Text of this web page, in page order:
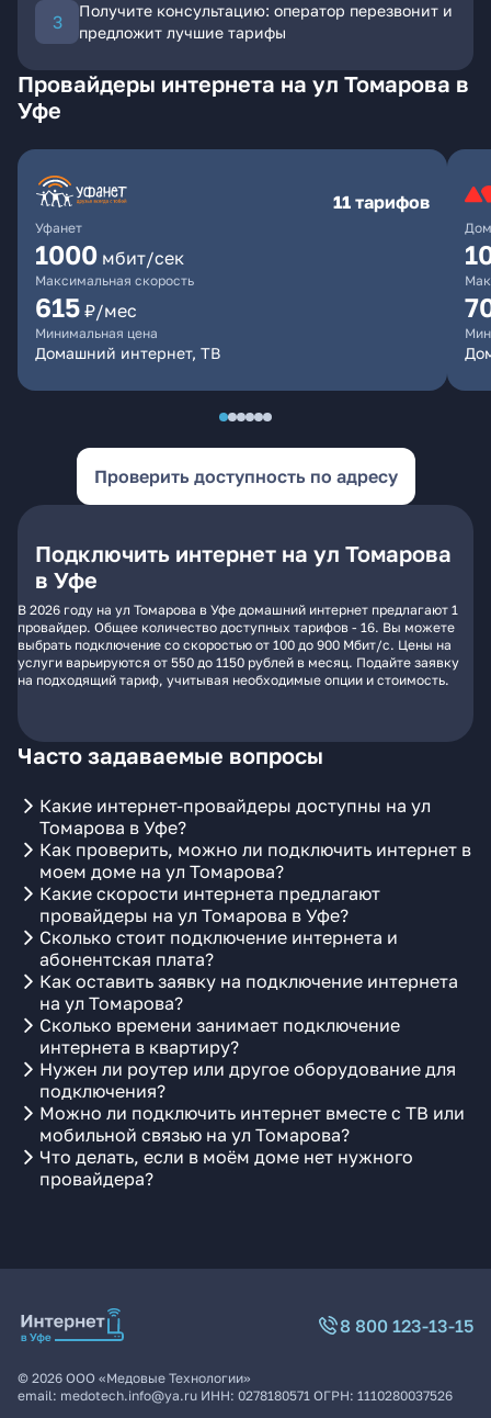
Получите консультацию: оператор перезвонит и
предложит лучшие тарифы
Провайдеры интернета на ул Томарова в
Уфе
Уфанет
11 тарифов
1000 мбит/сек
Максимальная скорость
615 ₽/мес
Минимальная цена
Домашний интернет, ТВ
Проверить доступность по адресу
Подключить интернет на ул Томарова
в Уфе
В 2026 году на ул Томарова в Уфе домашний интернет предлагают 1
провайдер. Общее количество доступных тарифов - 16. Вы можете
выбрать подключение со скоростью от 100 до 900 Мбит/с. Цены на
услуги варьируются от 550 до 1150 рублей в месяц. Подайте заявку
на подходящий тариф, учитывая необходимые опции и стоимость.
Часто задаваемые вопросы
Какие интернет-провайдеры доступны на ул
Томарова в Уфе?
Как проверить, можно ли подключить интернет в
моем доме на ул Томарова?
Какие скорости интернета предлагают
провайдеры на ул Томарова в Уфе?
Сколько стоит подключение интернета и
абонентская плата?
Как оставить заявку на подключение интернета
на ул Томарова?
Сколько времени занимает подключение
интернета в квартиру?
Нужен ли роутер или другое оборудование для
подключения?
Можно ли подключить интернет вместе с ТВ или
мобильной связью на ул Томарова?
Что делать, если в моём доме нет нужного
провайдера?
8 800 123-13-15
© 2026 ООО «Медовые Технологии»
email: medotech.info@ya.ru ИНН: 0278180571 ОГРН: 1110280037526